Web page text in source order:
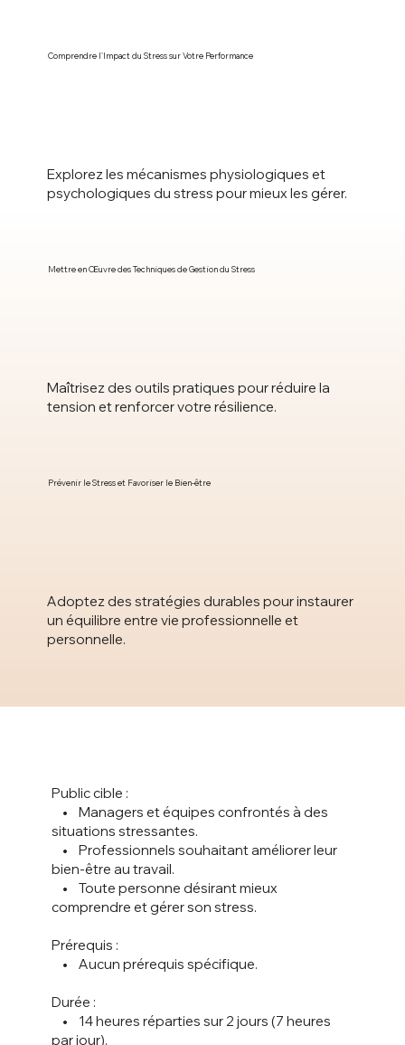
Comprendre l’Impact du Stress sur Votre Performance
Explorez les mécanismes physiologiques et
psychologiques du stress pour mieux les gérer.
Mettre en Œuvre des Techniques de Gestion du Stress
Maîtrisez des outils pratiques pour réduire la
tension et renforcer votre résilience.
Prévenir le Stress et Favoriser le Bien-être
Adoptez des stratégies durables pour instaurer
un équilibre entre vie professionnelle et
personnelle.
Public cible :
• Managers et équipes confrontés à des
situations stressantes.
• Professionnels souhaitant améliorer leur
bien-être au travail.
• Toute personne désirant mieux
comprendre et gérer son stress.
Prérequis :
• Aucun prérequis spécifique.
Durée :
• 14 heures réparties sur 2 jours (7 heures
par jour).